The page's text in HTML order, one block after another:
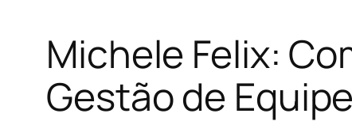
Michele Felix:
Gestão de